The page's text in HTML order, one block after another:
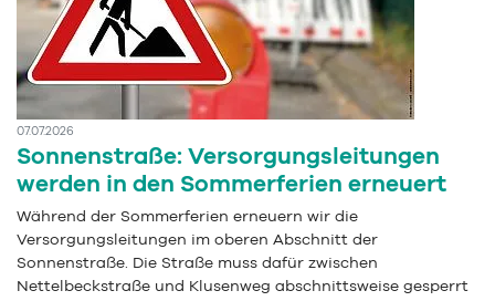
07.07.2026
Sonnenstraße: Versorgungsleitungen
werden in den Sommerferien erneuert
Während der Sommerferien erneuern wir die
Versorgungsleitungen im oberen Abschnitt der
Sonnenstraße. Die Straße muss dafür zwischen
Nettelbeckstraße und Klusenweg abschnittsweise gesperrt